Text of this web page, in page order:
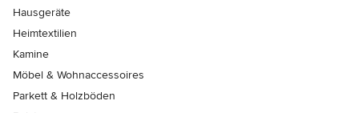
Hausgeräte
Heimtextilien
Kamine
Möbel & Wohnaccessoires
Parkett & Holzböden